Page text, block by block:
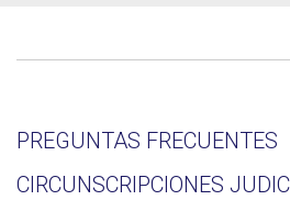
PREGUNTAS FRECUENTES
CIRCUNSCRIPCIONES